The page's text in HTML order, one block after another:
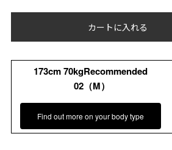
カートに入れる
173cm 70kgRecommended
02（M）
Find out more on your body type